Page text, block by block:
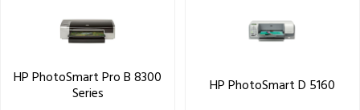
HP PhotoSmart Pro B 8300
Series
HP PhotoSmart D 5160